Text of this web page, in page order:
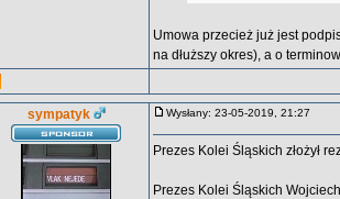
Umowa przecież już jest
na dłuższy okres), a o
sympatyk Wysłany: 23-05-2019, 21:27
Prezes Kolei Śląskich złożył
Prezes Kolei Śląskich